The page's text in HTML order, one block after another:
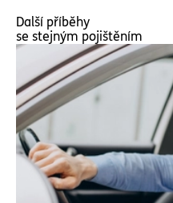
Další příběhy
se stejným pojištěním